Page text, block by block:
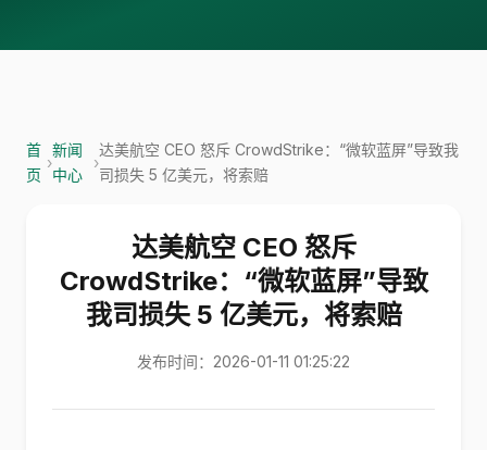
首
页
›
新闻
中心
›
达美航空 CEO 怒斥 CrowdStrike：“微软蓝屏”导致我
司损失 5 亿美元，将索赔
达美航空 CEO 怒斥
CrowdStrike：“微软蓝屏”导致
我司损失 5 亿美元，将索赔
发布时间：2026-01-11 01:25:22